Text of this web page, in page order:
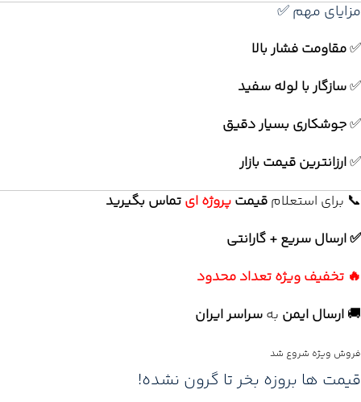
مزایای مهم ✅
✅مقاومت فشار بالا
✅سازگار با لوله سفید
✅جوشکاری بسیار دقیق
✅ارزانترین قیمت بازار
📞 برای استعلامقیمتپروژه ایتماس بگیرید
✅ ارسال سریع + گارانتی
🔥 تخفیف ویژه تعداد محدود
🚚ارسال ایمن بهسراسر ایران
فروش ویژه شروع شد
قیمت ها بروزه بخر تا گرون نشده!